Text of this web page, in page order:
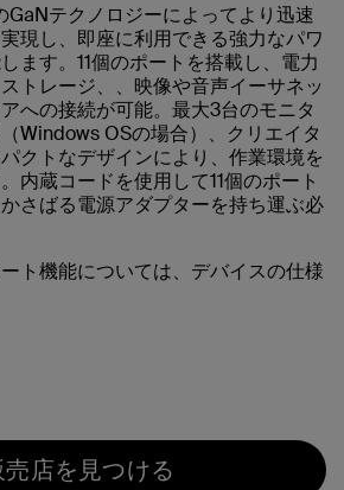
GaNテクノロジーによってより迅速
現し、即座に利用できる強力なパワ
ます。11個のポートを搭載し、電力
トレージ、、映像や音声イーサネッ
への接続が可能。最大3台のモニタ
Windows OSの場合）、クリエイタ
クトなデザインにより、作業環境を
内蔵コードを使用して11個のポート
さばる電源アダプターを持ち運ぶ必
ト機能については、デバイスの仕様
売店を見つける